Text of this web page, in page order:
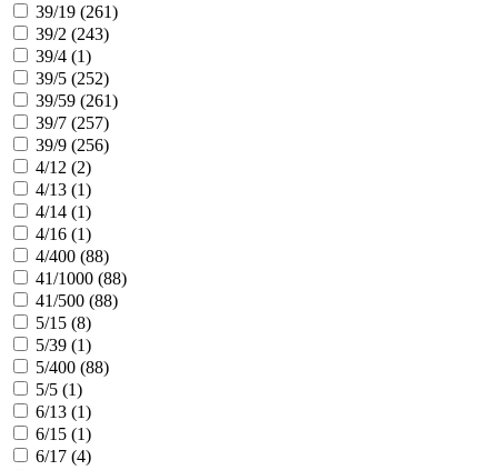
39/19 (261)
39/2 (243)
39/4 (1)
39/5 (252)
39/59 (261)
39/7 (257)
39/9 (256)
4/12 (2)
4/13 (1)
4/14 (1)
4/16 (1)
4/400 (88)
41/1000 (88)
41/500 (88)
5/15 (8)
5/39 (1)
5/400 (88)
5/5 (1)
6/13 (1)
6/15 (1)
6/17 (4)